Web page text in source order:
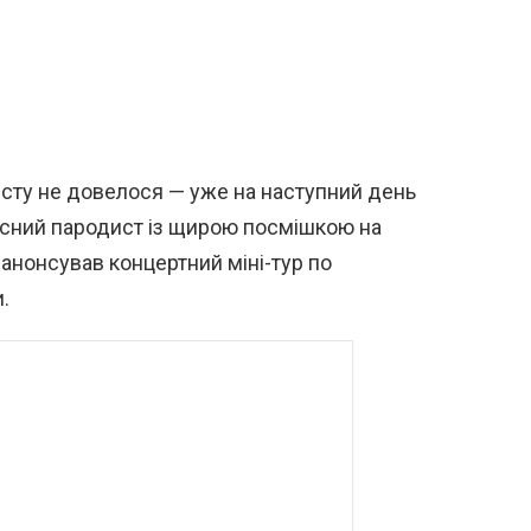
не довелося — уже на наступний день
пародист із щирою посмішкою на
концертний міні-тур по